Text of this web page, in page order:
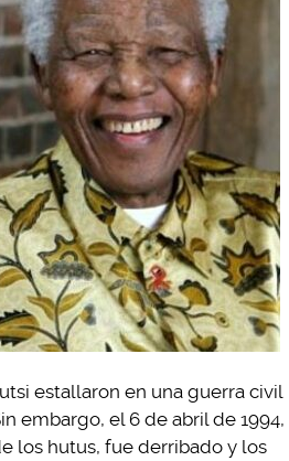
estallaron en una guerra civil
embargo, el 6 de abril de 1994,
los hutus, fue derribado y los